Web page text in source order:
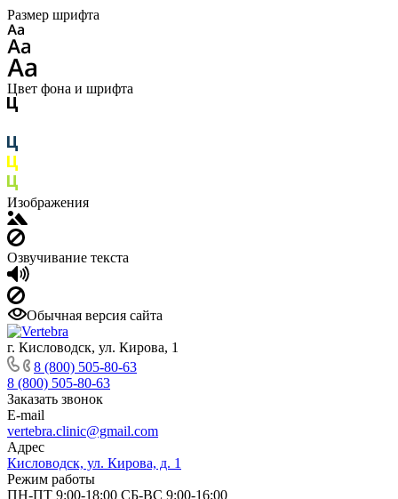
Размер шрифта
Цвет фона и шрифта
Изображения
Озвучивание текста
Обычная версия сайта
г. Кисловодск, ул. Кирова, 1
8 (800) 505-80-63
8 (800) 505-80-63
Заказать звонок
E-mail
vertebra.clinic@gmail.com
Адрес
Кисловодск, ул. Кирова, д. 1
Режим работы
ПН-ПТ 9:00-18:00 СБ-ВС 9:00-16:00